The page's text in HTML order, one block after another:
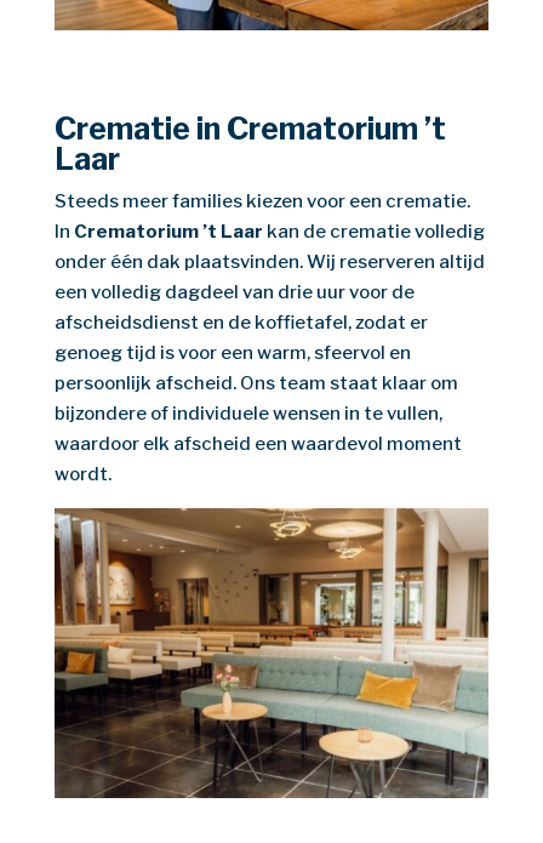
Crematie in Crematorium ’t
Laar
Steeds meer families kiezen voor een crematie.
In Crematorium ’t Laar kan de crematie volledig
onder één dak plaatsvinden. Wij reserveren altijd
een volledig dagdeel van drie uur voor de
afscheidsdienst en de koffietafel, zodat er
genoeg tijd is voor een warm, sfeervol en
persoonlijk afscheid. Ons team staat klaar om
bijzondere of individuele wensen in te vullen,
waardoor elk afscheid een waardevol moment
wordt.